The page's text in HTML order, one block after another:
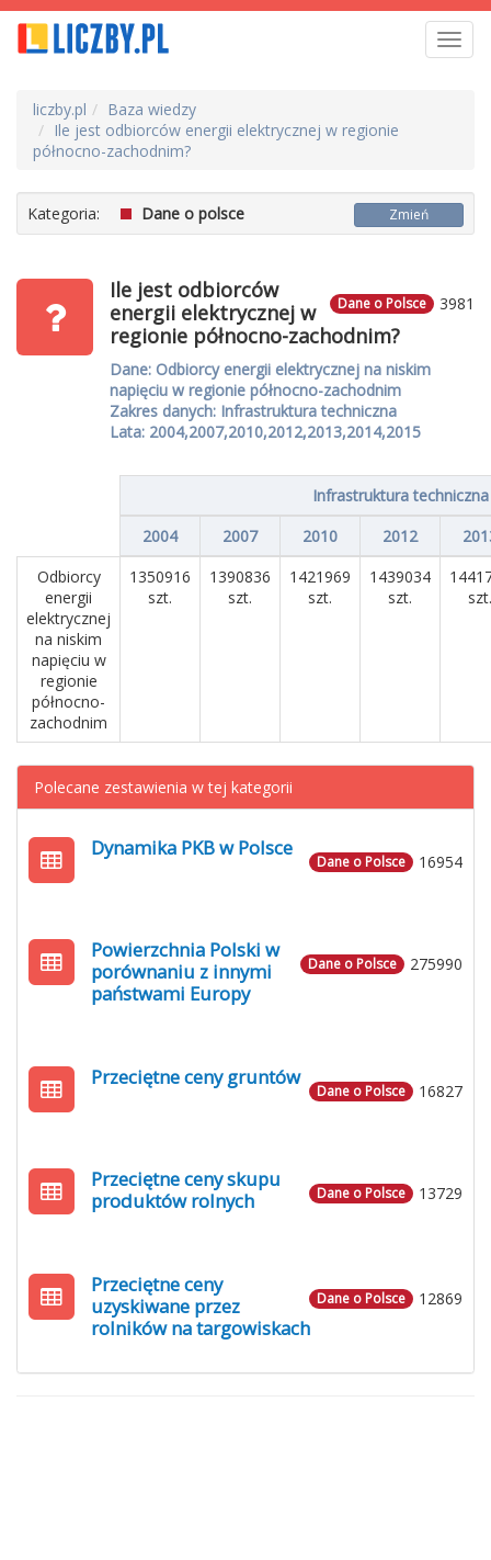
liczby.pl
Baza wiedzy
Ile jest odbiorców energii elektrycznej w regionie
północno-zachodnim?
Kategoria: Dane o polsce Zmień
3981
Dane o Polsce
Ile jest odbiorców
energii elektrycznej w
regionie północno-zachodnim?
Dane: Odbiorcy energii elektrycznej na niskim
napięciu w regionie północno-zachodnim
Zakres danych: Infrastruktura techniczna
Lata: 2004,2007,2010,2012,2013,2014,2015
Infrastruktura techniczna
2004
2007 2010 2012
Odbiorcy
energii
elektrycznej
na niskim
napięciu w
regionie
północno-
zachodnim
1350916
szt.
1390836
szt.
1421969
szt.
1439034
szt.
szt.
Polecane zestawienia w tej kategorii
16954
Dane o Polsce
Dynamika PKB w Polsce
275990
Dane o Polsce
Powierzchnia Polski w
porównaniu z innymi
państwami Europy
16827
Dane o Polsce
Przeciętne ceny gruntów
13729
Dane o Polsce
Przeciętne ceny skupu
produktów rolnych
12869
Dane o Polsce
Przeciętne ceny
uzyskiwane przez
rolników na targowiskach